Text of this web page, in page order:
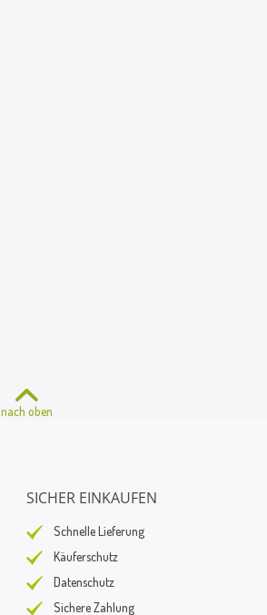
nach oben
SICHER EINKAUFEN
Schnelle Lieferung
Käuferschutz
Datenschutz
Sichere Zahlung